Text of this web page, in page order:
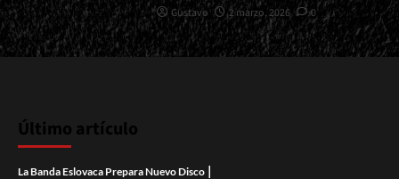
Gustavo 2 marzo, 2026 0
Último artículo
La Banda Eslovaca Prepara Nuevo Disco |